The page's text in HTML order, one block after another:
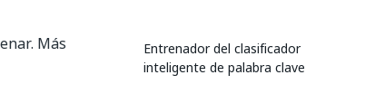
Más
Entrenador del clasificador
inteligente de palabra clave